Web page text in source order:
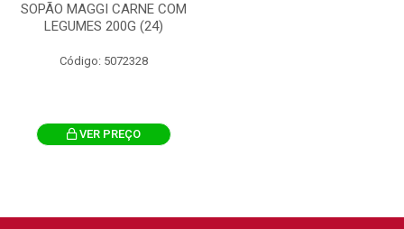
SOPÃO MAGGI CARNE COM
LEGUMES 200G (24)
Código: 5072328
VER PREÇO